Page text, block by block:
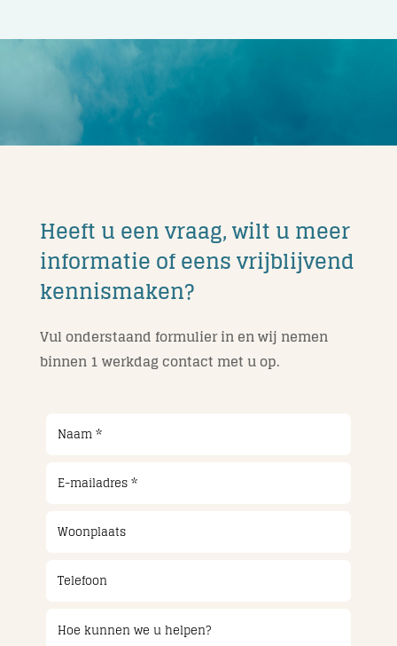
Heeft u een vraag, wilt u meer
informatie of eens vrijblijvend
kennismaken?
Vul onderstaand formulier in en wij nemen
binnen 1 werkdag contact met u op.